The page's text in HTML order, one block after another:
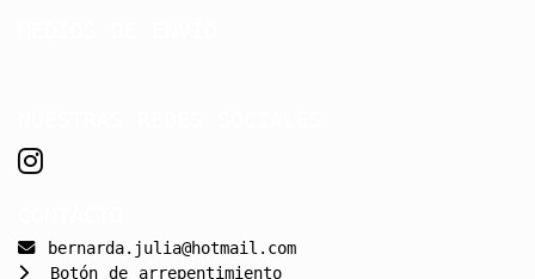
bernarda.julia@hotmail.com
Botón de arrepentimiento